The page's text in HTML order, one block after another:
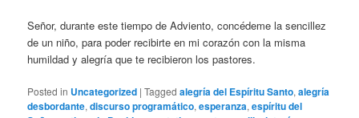
Señor, durante este tiempo de Adviento, concédeme la sencillez
de un niño, para poder recibirte en mi corazón con la misma
humildad y alegría que te recibieron los pastores.
Posted in Uncategorized |Tagged alegría del Espíritu Santo,alegría
desbordante,discurso programático,esperanza,espíritu del